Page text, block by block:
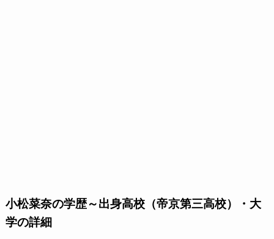
小松菜奈の学歴～出身高校（帝京第三高校）・大
学の詳細